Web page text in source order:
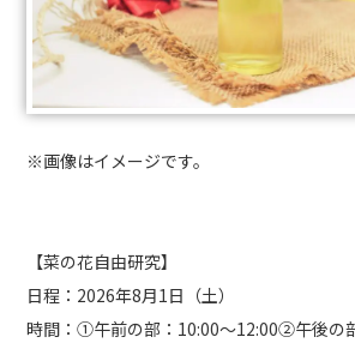
※画像はイメージです。
【菜の花自由研究】
日程：2026年8月1日（土）
時間：①午前の部：10:00～12:00②午後の